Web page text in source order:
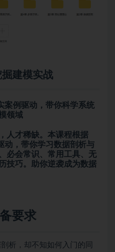
建模实战
案例驱动，带你科学系统
领域
人才稀缺。本课程根据
动，带你学习数据剖析与
必会常识、常用工具、无
技巧。助你逆袭成为数据
要求
析，却不知如何入门的同